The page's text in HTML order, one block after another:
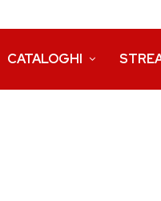
CATALOGHI